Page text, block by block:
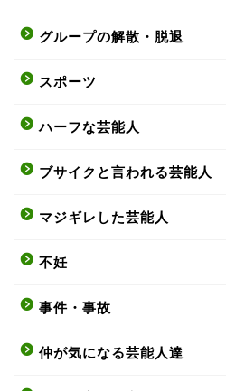
グループの解散・脱退
スポーツ
ハーフな芸能人
ブサイクと言われる芸能人
マジギレした芸能人
不妊
事件・事故
仲が気になる芸能人達